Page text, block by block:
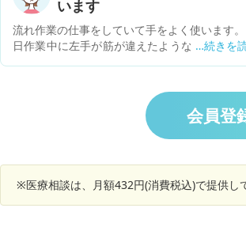
います
流れ作業の仕事をしていて手をよく使います
日作業中に左手が筋が違えたような骨が動い
し続けていたら忘れてしまいました。 うちに
て、左手に違和感を感じて見たら、手の甲の
方が腫れているというか盛り上がっている
で、しばらくしたら手首までそんな感じで腫
ません。歳のせいでしょうか…。しばらく様
見てもいいものでしょうか？
会員登
※医療相談は、月額432円(消費税込)で提供し